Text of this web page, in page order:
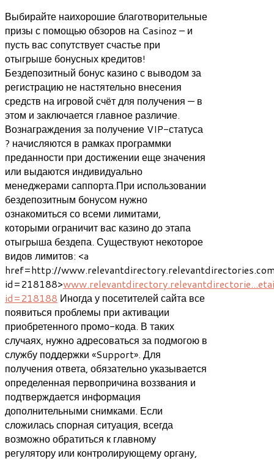
Выбирайте наихорошие благотворительные
призы с помощью обзоров на Casinoz – и
пусть вас сопутствует счастье при
отыгрыше бонусных кредитов!
Бездепозитный бонус казино с выводом за
регистрацию не настятельно внесения
средств на игровой счёт для получения — в
этом и заключается главное различие.
Вознаграждения за получение VIP-статуса
? начисляются в рамках программки
преданности при достижении еще значения
или выдаются индивидуально
менеджерами саппорта.При использовании
бездепозитным бонусом нужно
ознакомиться со всеми лимитами,
которыми ограничит вас казино до этапа
отыгрыша бездепа. Существуют некоторое
видов лимитов: <a
href=http://
id=218188>
id=218188 Иногда у посетителей сайта все
появиться проблемы при активации
приобретенного промо-кода. В таких
случаях, нужно адресоваться за подмогою в
службу поддержки «Support». Для
получения ответа, обязательно указывается
определенная первопричина воззвания и
подтверждается информация
дополнительными снимками. Если
сложилась спорная ситуация, всегда
возможно обратиться к главному
регулятору или контролирующему органу,